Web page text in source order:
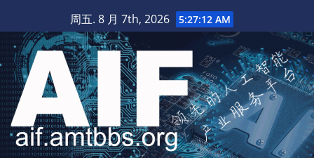
至
内
容
周五. 8 月 7th, 2026 5:27:12 AM